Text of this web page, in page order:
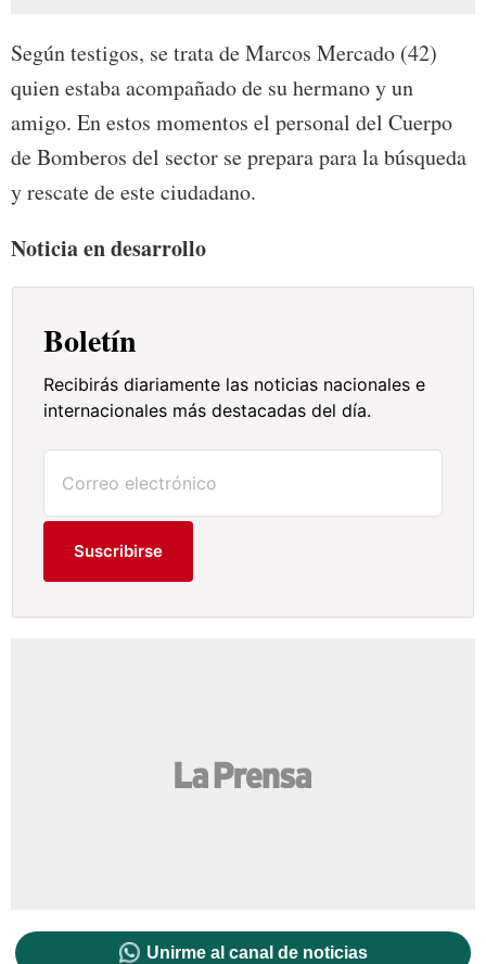
Según testigos, se trata de Marcos Mercado (42)
quien estaba acompañado de su hermano y un
amigo. En estos momentos el personal del Cuerpo
de Bomberos del sector se prepara para la búsqueda
y rescate de este ciudadano.
Noticia en desarrollo
Boletín
Recibirás diariamente las noticias nacionales e
internacionales más destacadas del día.
Suscribirse
Unirme al canal de noticias